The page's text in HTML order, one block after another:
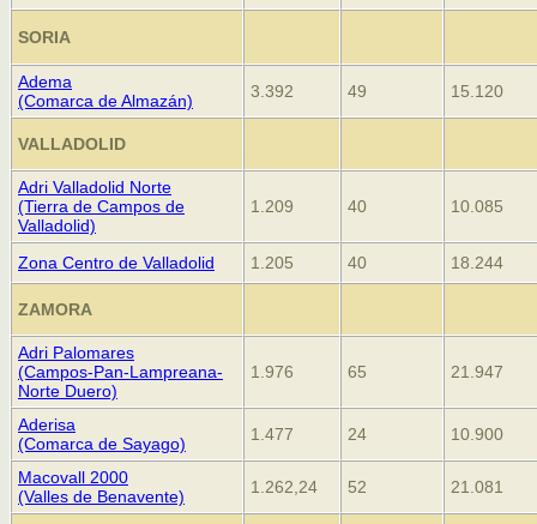
SORIA
Adema
(Comarca de Almazán)
3.392 49 15.120
VALLADOLID
Adri Valladolid Norte
(Tierra de Campos de
Valladolid)
1.209 40 10.085
Zona Centro de Valladolid 1.205 40 18.244
ZAMORA
Adri Palomares
(Campos-Pan-Lampreana-
Norte Duero)
1.976 65 21.947
Aderisa
(Comarca de Sayago)
1.477 24 10.900
Macovall 2000
(Valles de Benavente)
1.262,24 52 21.081